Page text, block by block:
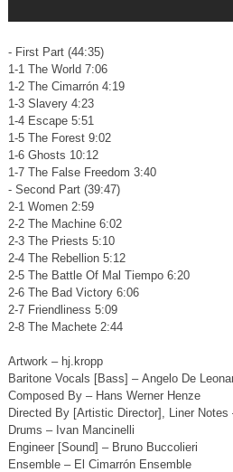
- First Part (44:35)
1-1 The World 7:06
1-2 The Cimarrón 4:19
1-3 Slavery 4:23
1-4 Escape 5:51
1-5 The Forest 9:02
1-6 Ghosts 10:12
1-7 The False Freedom 3:40
- Second Part (39:47)
2-1 Women 2:59
2-2 The Machine 6:02
2-3 The Priests 5:10
2-4 The Rebellion 5:12
2-5 The Battle Of Mal Tiempo 6:20
2-6 The Bad Victory 6:06
2-7 Friendliness 5:09
2-8 The Machete 2:44
Artwork – hj.kropp
Baritone Vocals [Bass] – Angelo De
Composed By – Hans Werner Henze
Directed By [Artistic Director], Liner Notes
Drums – Ivan Mancinelli
Engineer [Sound] – Bruno Buccolieri
Ensemble – El Cimarrón Ensemble